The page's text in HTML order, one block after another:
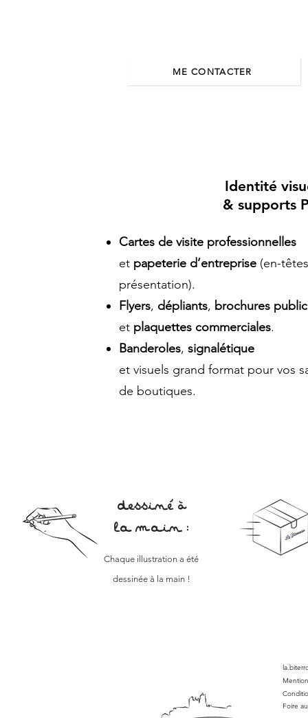
ME CONTACTER
Identité
& supports
Cartes de visite professionnelles
et papeterie d’entreprise (en-
présentation).
Flyers, dépliants, brochures
et plaquettes commerciales.
Banderoles, signalétique
et visuels grand format pour vos
de boutiques.
dessiné à
la main :
Chaque illustration a été
dessinée à la main !
Foire